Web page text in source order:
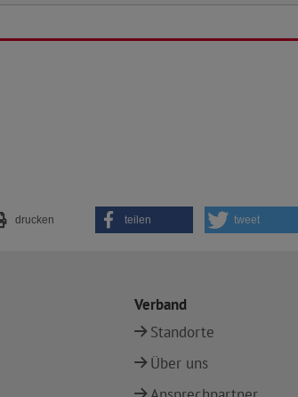
drucken teilen tweet
Verband
Standorte
Über uns